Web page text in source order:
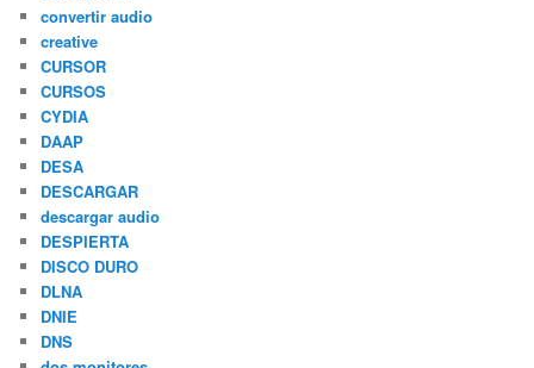
convertir audio
creative
CURSOR
CURSOS
CYDIA
DAAP
DESA
DESCARGAR
descargar audio
DESPIERTA
DISCO DURO
DLNA
DNIE
DNS